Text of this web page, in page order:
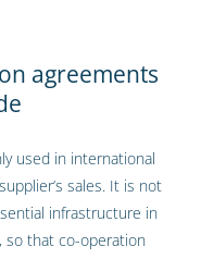
agreements
used in international
sales. It is not
infrastructure in
that co-operation